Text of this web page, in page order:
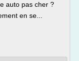
auto pas cher ?
en se...